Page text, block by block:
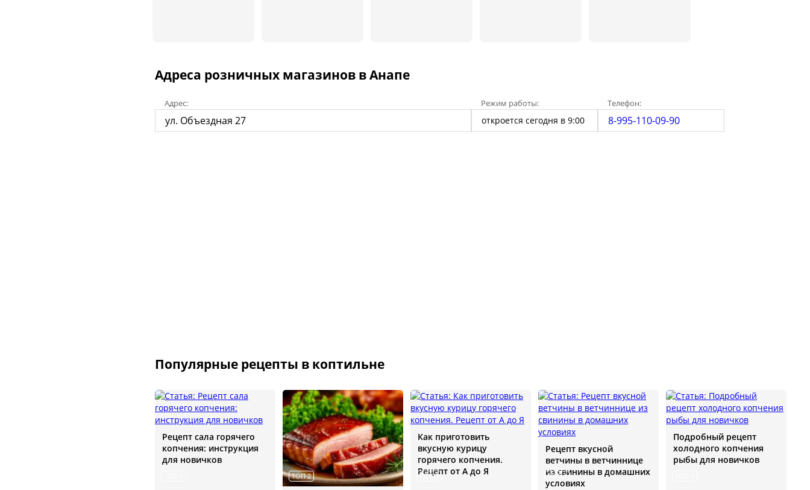
Адреса розничных магазинов в Анапе
Адрес: Режим работы: Телефон:
ул. Объездная 27 откроется сегодня в 9:00 8-995-110-09-90
Популярные рецепты в коптильне
Рецепт сала горячего
копчения: инструкция
для новичков
ТОП 2 ТОП 3
Как приготовить
вкусную курицу
горячего копчения.
Рецепт от А до Я
ТОП 4
Рецепт вкусной
ветчины в ветчиннице
из свинины в домашних
условиях
Подробный рецепт
холодного копчения
рыбы для новичков